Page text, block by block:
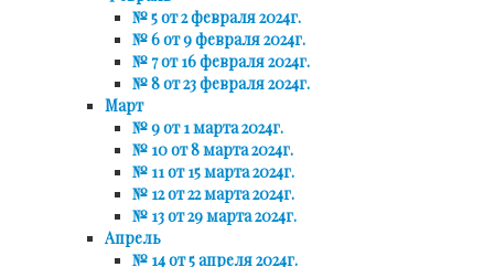
№ 5 от 2 февраля 2024г.
№ 6 от 9 февраля 2024г.
№ 7 от 16 февраля 2024г.
№ 8 от 23 февраля 2024г.
Март
№ 9 от 1 марта 2024г.
№ 10 от 8 марта 2024г.
№ 11 от 15 марта 2024г.
№ 12 от 22 марта 2024г.
№ 13 от 29 марта 2024г.
Апрель
№ 14 от 5 апреля 2024г.